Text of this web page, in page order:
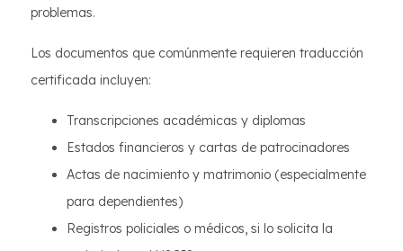
problemas.
Los documentos que comúnmente requieren traducción
certificada incluyen:
Transcripciones académicas y diplomas
Estados financieros y cartas de patrocinadores
Actas de nacimiento y matrimonio (especialmente
para dependientes)
Registros policiales o médicos, si lo solicita la